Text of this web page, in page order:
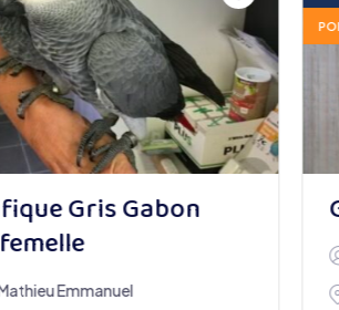
2 Magnifique Gris Gabon
mâle et femelle
parJules Mathieu Emmanuel